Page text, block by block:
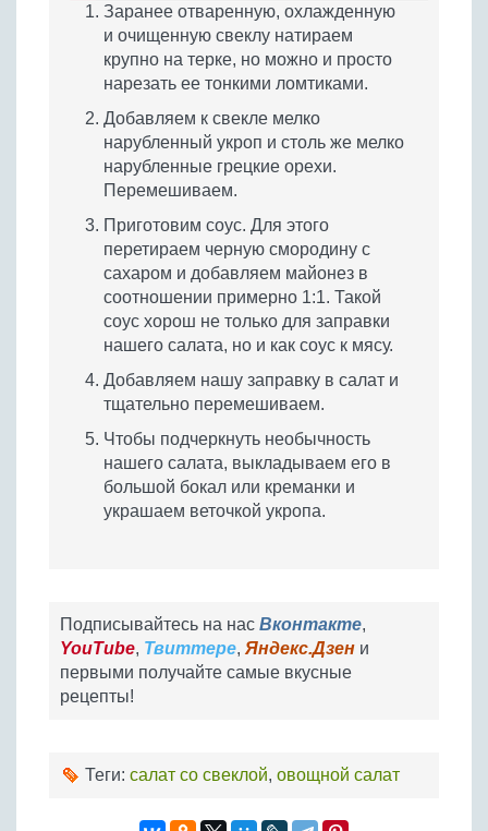
Заранее отваренную, охлажденную
и очищенную свеклу натираем
крупно на терке, но можно и просто
нарезать ее тонкими ломтиками.
Добавляем к свекле мелко
нарубленный укроп и столь же мелко
нарубленные грецкие орехи.
Перемешиваем.
Приготовим соус. Для этого
перетираем черную смородину с
сахаром и добавляем майонез в
соотношении примерно 1:1. Такой
соус хорош не только для заправки
нашего салата, но и как соус к мясу.
Добавляем нашу заправку в салат и
тщательно перемешиваем.
Чтобы подчеркнуть необычность
нашего салата, выкладываем его в
большой бокал или креманки и
украшаем веточкой укропа.
Подписывайтесь на нас Вконтакте,
YouTube, Твиттере, Яндекс.Дзен и
первыми получайте самые вкусные
рецепты!
Теги: салат со свеклой, овощной салат